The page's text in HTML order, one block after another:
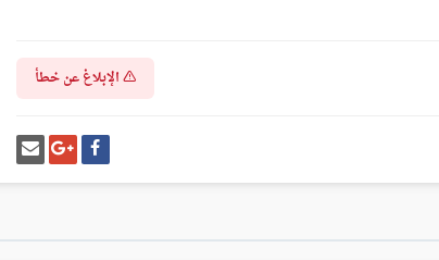
الإبلاغ عن خطأ
شارك
على
فيسبوك
شارك
على
غوغل
بلس
إرسل
إيميل